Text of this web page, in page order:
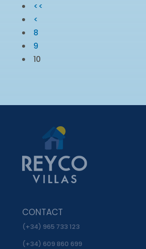
<<
<
8
9
10
CONTACT
(+34) 965 733 123
(+34) 609 860 699